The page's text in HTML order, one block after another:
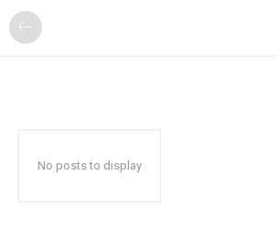
No posts to display